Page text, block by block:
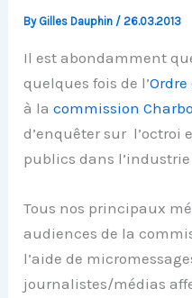
By Gilles Dauphin /26.03.2013
Il est abondamment
quelques fois de l’
à lacommission
d’enquêter sur l’octroi
publics dans
Tous nos principaux
audiences de la
l’aide de
journalistes/médias